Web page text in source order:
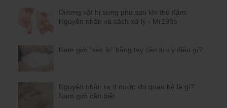
Dương vật bị sưng phù sau khi thủ dâm:
Nguyên nhân và cách xử lý - Mr1985
Nam giới “sóc lọ” bằng tay cần lưu ý điều gì?
Nguyên nhân ra ít nước khi quan hệ là gì?
Nam giới cần biết